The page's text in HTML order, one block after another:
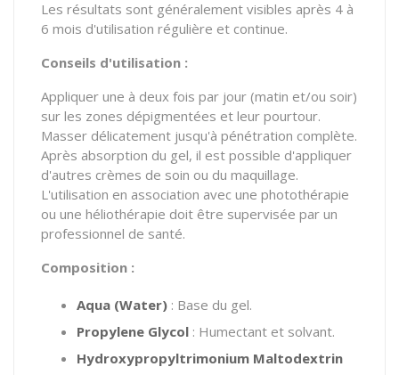
Les résultats sont généralement visibles après 4 à
6 mois d'utilisation régulière et continue.
Conseils d'utilisation :
Appliquer une à deux fois par jour (matin et/ou soir)
sur les zones dépigmentées et leur pourtour.
Masser délicatement jusqu'à pénétration complète.
Après absorption du gel, il est possible d'appliquer
d'autres crèmes de soin ou du maquillage.
L'utilisation en association avec une photothérapie
ou une héliothérapie doit être supervisée par un
professionnel de santé.
Composition :
Aqua (Water) : Base du gel.
Propylene Glycol : Humectant et solvant.
Hydroxypropyltrimonium Maltodextrin